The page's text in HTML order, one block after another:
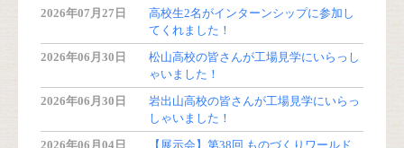
2026年07月27日
高校生2名がインターンシップに参加し
てくれました！
2026年06月30日
松山高校の皆さんが工場見学にいらっし
ゃいました！
2026年06月30日
岩出山高校の皆さんが工場見学にいらっ
しゃいました！
2026年06月04日
【展示会】第38回 ものづくりワールド